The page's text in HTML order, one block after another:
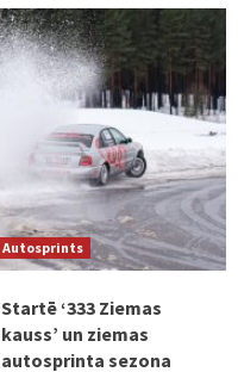
Autosprints
Startē ‘333 Ziemas
kauss’ un ziemas
autosprinta sezona